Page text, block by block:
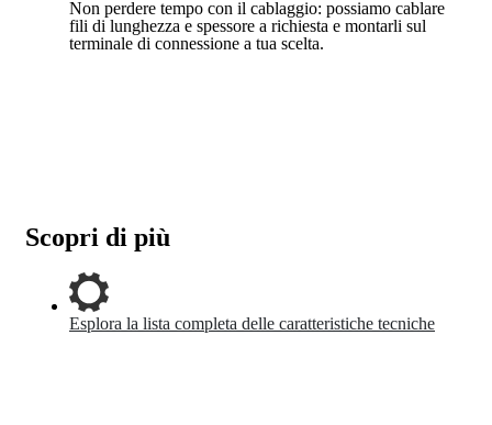
Non perdere tempo con il cablaggio: possiamo cablare
fili di lunghezza e spessore a richiesta e montarli sul
terminale di connessione a tua scelta.
Scopri di più
Esplora la lista completa delle caratteristiche tecniche